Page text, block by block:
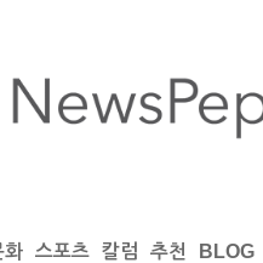
화 스포츠 칼럼 추천 BLOG